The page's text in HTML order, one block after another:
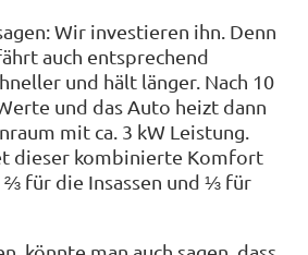
Wir investieren ihn. Denn
auch entsprechend
und hält länger. Nach 10
und das Auto heizt dann
mit ca. 3 kW Leistung.
dieser kombinierte Komfort
⅔ für die Insassen und ⅓ für